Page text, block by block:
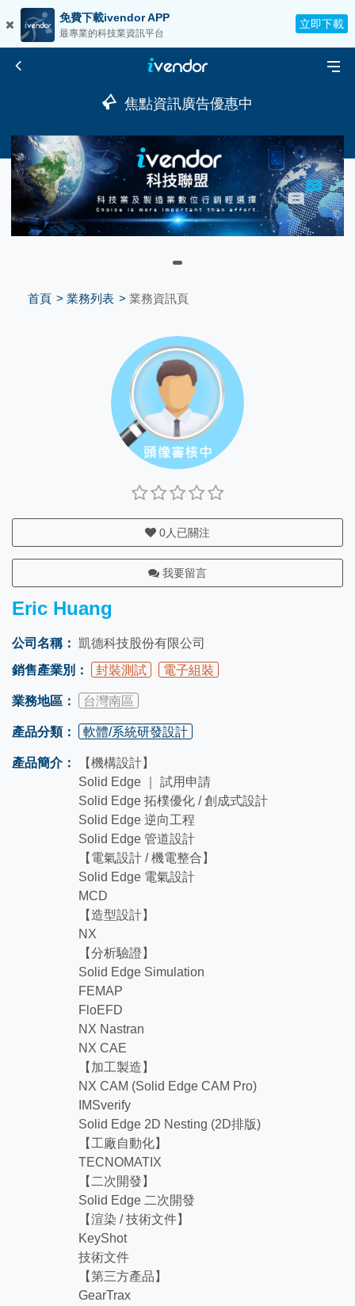
免費下載ivendor APP
最專業的科技業資訊平台
立即下載
焦點資訊廣告優惠中
首頁 業務列表 業務資訊頁
0人已關注
我要留言
Eric Huang
公司名稱： 凱德科技股份有限公司
銷售產業別：
封裝測試 電子組裝
業務地區： 台灣南區
產品分類： 軟體/系統研發設計
產品簡介：
【機構設計】
Solid Edge ｜ 試用申請
Solid Edge 拓樸優化 / 創成式設計
Solid Edge 逆向工程
Solid Edge 管道設計
【電氣設計 / 機電整合】
Solid Edge 電氣設計
MCD
【造型設計】
NX
【分析驗證】
Solid Edge Simulation
FEMAP
FloEFD
NX Nastran
NX CAE
【加工製造】
NX CAM (Solid Edge CAM Pro)
IMSverify
Solid Edge 2D Nesting (2D排版)
【工廠自動化】
TECNOMATIX
【二次開發】
Solid Edge 二次開發
【渲染 / 技術文件】
KeyShot
技術文件
【第三方產品】
GearTrax